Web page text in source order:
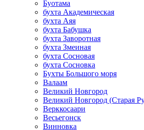
Буотама
бухта Академическая
бухта Аяя
бухта Бабушка
бухта Заворотная
бухта Змеиная
бухта Сосновая
бухта Сосновка
Бухты Большого моря
Валаам
Великий Новгород
Великий Новгород (Старая
Верккосаари
Весьегонск
Винновка